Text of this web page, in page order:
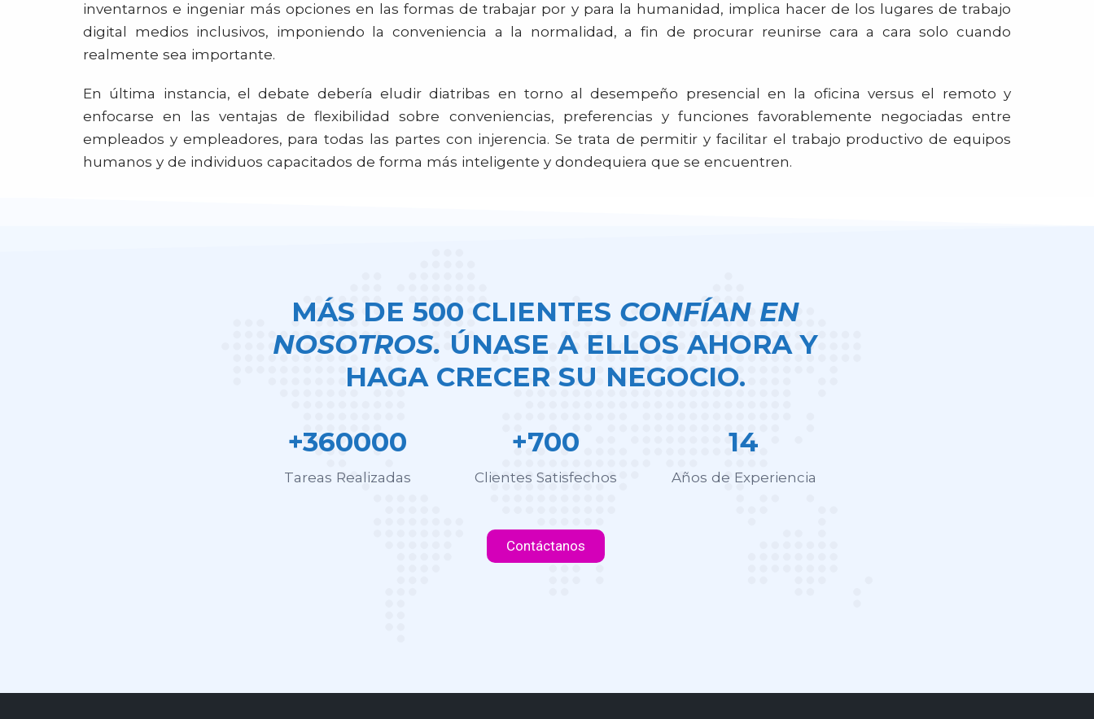
inventarnos e ingeniar más opciones en las formas de trabajar por y para la humanidad, implica hacer de los lugares de trabajo
digital medios inclusivos, imponiendo la conveniencia a la normalidad, a fin de procurar reunirse cara a cara solo cuando
realmente sea importante.
En última instancia, el debate debería eludir diatribas en torno al desempeño presencial en la oficina versus el remoto y
enfocarse en las ventajas de flexibilidad sobre conveniencias, preferencias y funciones favorablemente negociadas entre
empleados y empleadores, para todas las partes con injerencia. Se trata de permitir y facilitar el trabajo productivo de equipos
humanos y de individuos capacitados de forma más inteligente y dondequiera que se encuentren.
MÁS DE 500 CLIENTES CONFÍAN EN
NOSOTROS. ÚNASE A ELLOS AHORA Y
HAGA CRECER SU NEGOCIO.
+360000
Tareas Realizadas
+700
Clientes Satisfechos
14
Años de Experiencia
Contáctanos